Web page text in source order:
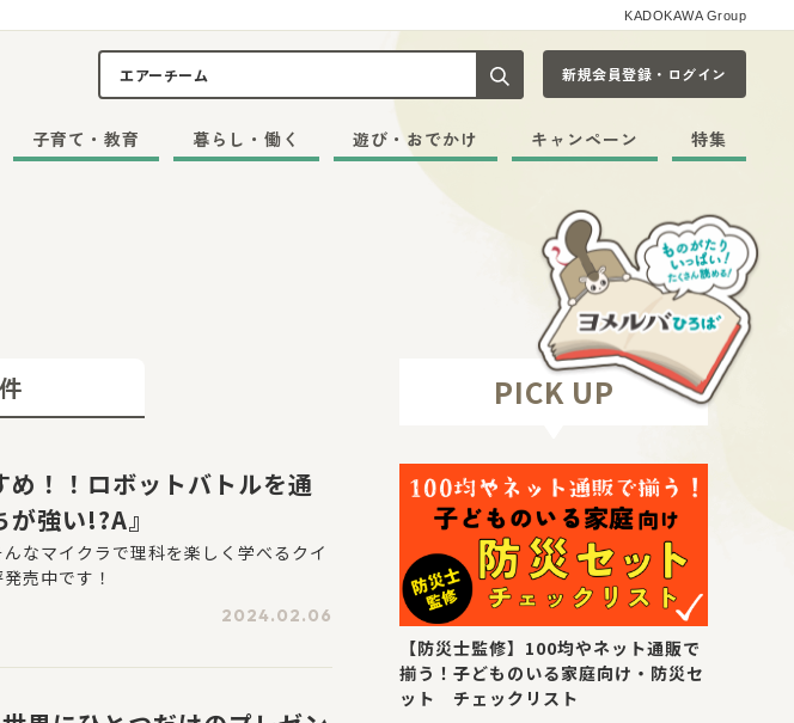
KADOKAWA Group
記事や本をキーワードから探す
新規会員登録・ログイン
子育て・教育 暮らし・働く 遊び・おでかけ キャンペーン 特集
件
！！ロボットバトルを通
強い!?A』
なマイクラで理科を楽しく学べるクイ
売中です！
2024.02.06
PICK UP
【防災士監修】100均やネット通販で
揃う！子どものいる家庭向け・防災セ
ット チェックリスト